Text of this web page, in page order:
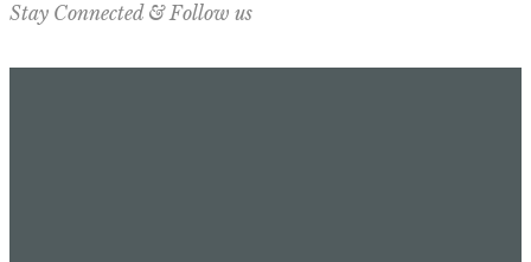
Stay Connected & Follow us